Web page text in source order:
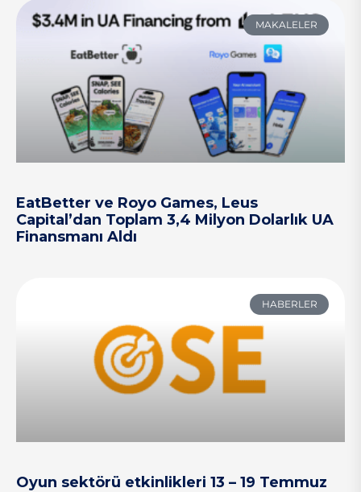
MAKALELER
EatBetter ve Royo Games, Leus
Capital’dan Toplam 3,4 Milyon Dolarlık UA
Finansmanı Aldı
HABERLER
Oyun sektörü etkinlikleri 13 – 19 Temmuz